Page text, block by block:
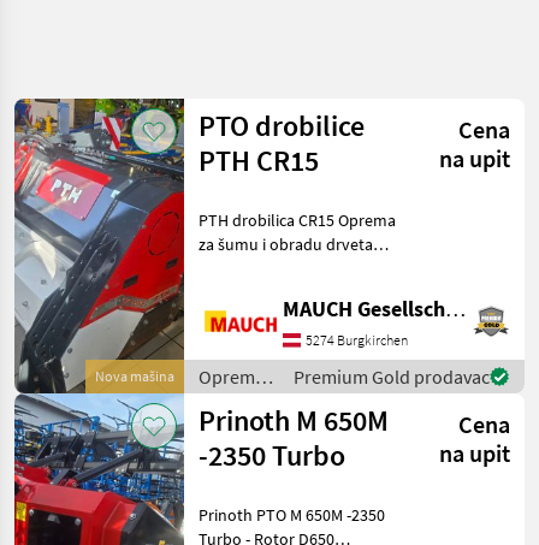
Nova mašina
PTO drobilice
PTH CR15
Cena
na upit
PTH drobilica CR15 Oprema
za šumu i obradu drveta
MAUCH Gesellschaft m.b.H. & Co.KG
5274 Burgkirchen
Oprema
za šumu i
obradu
drveta /
PTH
Premium Gold prodavac
Prinoth M 650M
-2350 Turbo
Cena
na upit
Prinoth PTO M 650M -2350
Turbo - Rotor D650